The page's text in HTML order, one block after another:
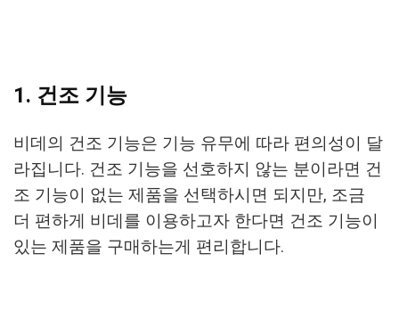
1. 건조 기능
비데의 건조 기능은 기능 유무에 따라 편의성이 달
라집니다. 건조 기능을 선호하지 않는 분이라면 건
조 기능이 없는 제품을 선택하시면 되지만, 조금
더 편하게 비데를 이용하고자 한다면 건조 기능이
있는 제품을 구매하는게 편리합니다.